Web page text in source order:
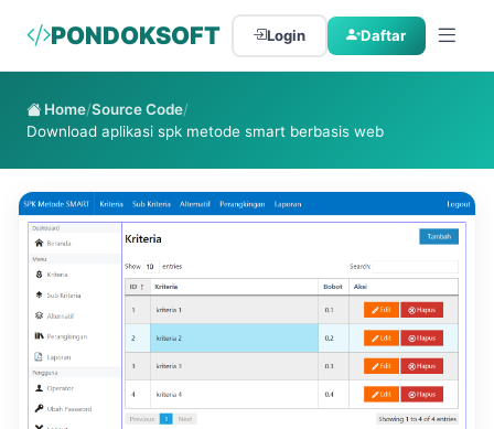
PONDOKSOFT Login Daftar
Home/Source Code/
Download aplikasi spk metode smart berbasis web